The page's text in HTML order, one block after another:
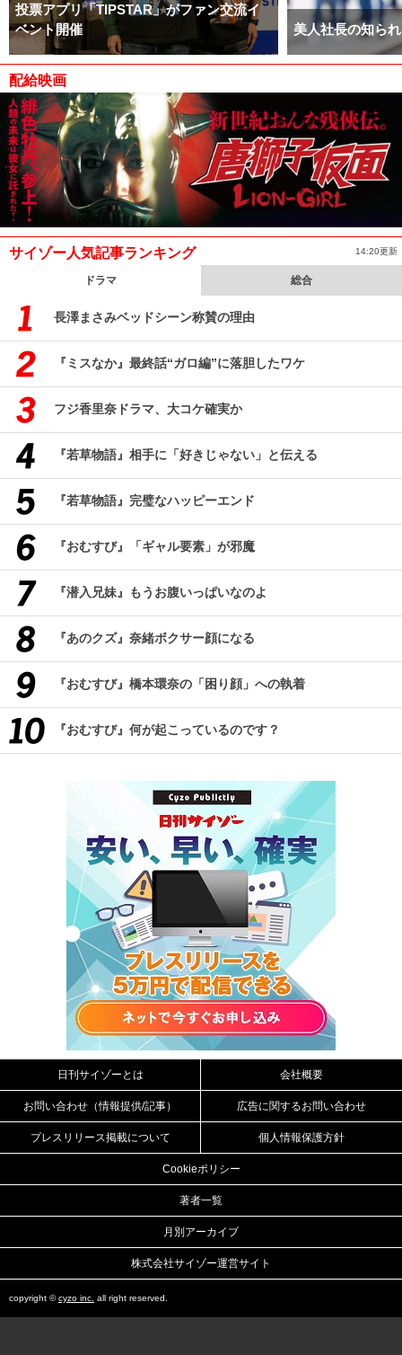
投票アプリ「TIPSTAR」がファン交流イ
ベント開催
美人社長の知ら
配給映画
サイゾー人気記事ランキング 14:20更新
ドラマ 総合
長澤まさみベッドシーン称賛の理由
『ミスなか』最終話“ガロ編”に落胆したワケ
フジ香里奈ドラマ、大コケ確実か
『若草物語』相手に「好きじゃない」と伝える
『若草物語』完璧なハッピーエンド
『おむすび』「ギャル要素」が邪魔
『潜入兄妹』もうお腹いっぱいなのよ
『あのクズ』奈緒ボクサー顔になる
『おむすび』橋本環奈の「困り顔」への執着
『おむすび』何が起こっているのです？
日刊サイゾーとは 会社概要
お問い合わせ（情報提供/記事） 広告に関するお問い合わせ
プレスリリース掲載について 個人情報保護方針
Cookieポリシー
著者一覧
月別アーカイブ
株式会社サイゾー運営サイト
copyright ©cyzo inc. all right reserved.